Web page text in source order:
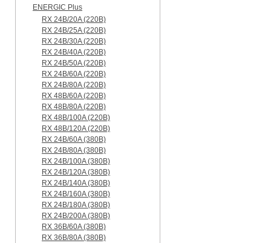
ENERGIC Plus
RX 24B/20A (220B)
RX 24B/25A (220B)
RX 24B/30A (220B)
RX 24B/40A (220B)
RX 24B/50A (220B)
RX 24B/60A (220B)
RX 24B/80A (220B)
RX 48B/60A (220B)
RX 48B/80A (220B)
RX 48B/100A (220B)
RX 48B/120A (220B)
RX 24B/60A (380B)
RX 24B/80A (380B)
RX 24B/100A (380B)
RX 24B/120A (380B)
RX 24B/140A (380B)
RX 24B/160A (380B)
RX 24B/180A (380B)
RX 24B/200A (380B)
RX 36B/60A (380B)
RX 36B/80A (380B)